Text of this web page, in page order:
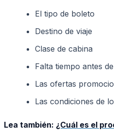
El tipo de boleto
Destino de viaje
Clase de cabina
Falta tiempo antes
Las ofertas
Las condiciones de
Lea también: ¿Cuál es el